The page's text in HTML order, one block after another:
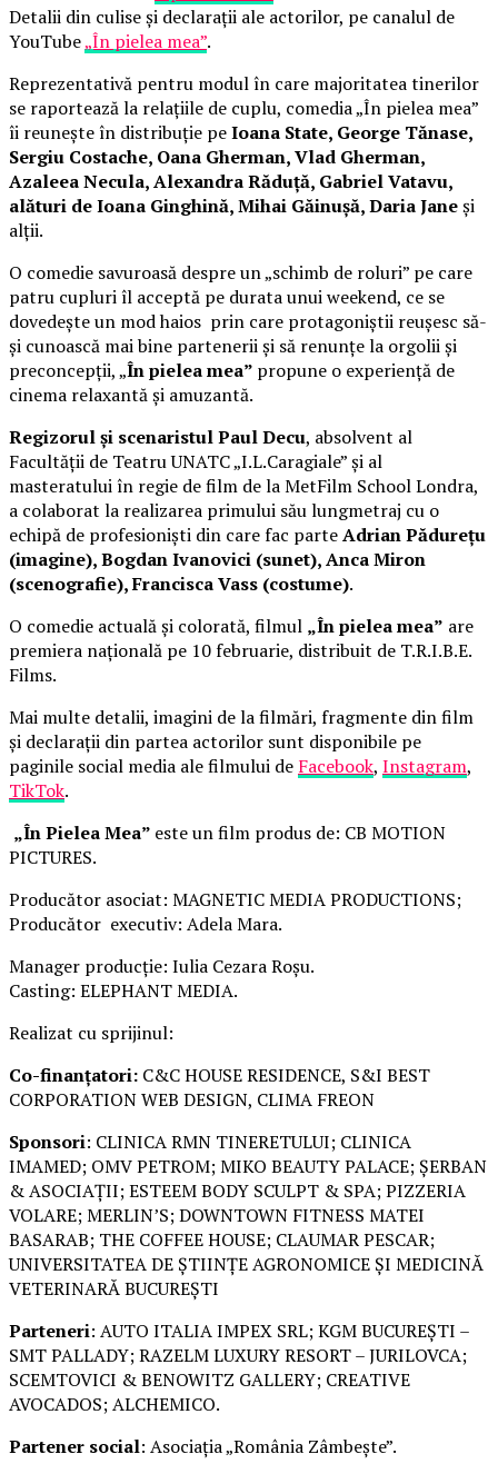
Detalii din culise și declarații ale actorilor, pe canalul de
YouTube„În pielea mea”.
Reprezentativă pentru modul în care majoritatea tinerilor
se raportează la relațiile de cuplu, comedia „În pielea mea”
îi reunește în distribuție peIoana State, George Tănase,
Sergiu Costache, Oana Gherman, Vlad Gherman,
Azaleea Necula, Alexandra Răduță, Gabriel Vatavu,
alături de Ioana Ginghină, Mihai Găinușă, Daria Janeși
alții.
O comedie savuroasă despre un „schimb de roluri” pe care
patru cupluri îl acceptă pe durata unui weekend, ce se
dovedește un mod haios prin care protagoniștii reușesc să-
și cunoască mai bine partenerii și să renunțe la orgolii și
preconcepții, „În pielea mea” propune o experiență de
cinema relaxantă și amuzantă.
Regizorul și scenaristul Paul Decu, absolvent al
Facultății de Teatru UNATC „I.L.Caragiale” și al
masteratului în regie de film de la MetFilm School Londra,
a colaborat la realizarea primului său lungmetraj cu o
echipă de profesioniști din care fac parteAdrian Pădurețu
(imagine), Bogdan Ivanovici (sunet), Anca Miron
(scenografie), Francisca Vass (costume).
O comedie actuală și colorată, filmul „În pielea mea” are
premiera națională pe 10 februarie, distribuit de T.R.I.B.E.
Films.
Mai multe detalii, imagini de la filmări, fragmente din film
și declarații din partea actorilor sunt disponibile pe
paginile social media ale filmului de Facebook, Instagram,
TikTok.
„În Pielea Mea” este un film produs de: CB MOTION
PICTURES.
Producător asociat: MAGNETIC MEDIA PRODUCTIONS;
Producător executiv: Adela Mara.
Manager producție: Iulia Cezara Roșu.
Casting: ELEPHANT MEDIA.
Realizat cu sprijinul:
Co-finanțatori: C&C HOUSE RESIDENCE, S&I BEST
CORPORATION WEB DESIGN, CLIMA FREON
Sponsori: CLINICA RMN TINERETULUI; CLINICA
IMAMED; OMV PETROM; MIKO BEAUTY PALACE; ȘERBAN
& ASOCIAȚII; ESTEEM BODY SCULPT & SPA; PIZZERIA
VOLARE; MERLIN’S; DOWNTOWN FITNESS MATEI
BASARAB; THE COFFEE HOUSE; CLAUMAR PESCAR;
UNIVERSITATEA DE ȘTIINȚE AGRONOMICE ȘI MEDICINĂ
VETERINARĂ BUCUREȘTI
Parteneri: AUTO ITALIA IMPEX SRL; KGM BUCUREȘTI –
SMT PALLADY; RAZELM LUXURY RESORT – JURILOVCA;
SCEMTOVICI & BENOWITZ GALLERY; CREATIVE
AVOCADOS; ALCHEMICO.
Partener social: Asociația „România Zâmbește”.